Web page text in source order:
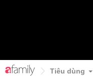
Tiêu dùng